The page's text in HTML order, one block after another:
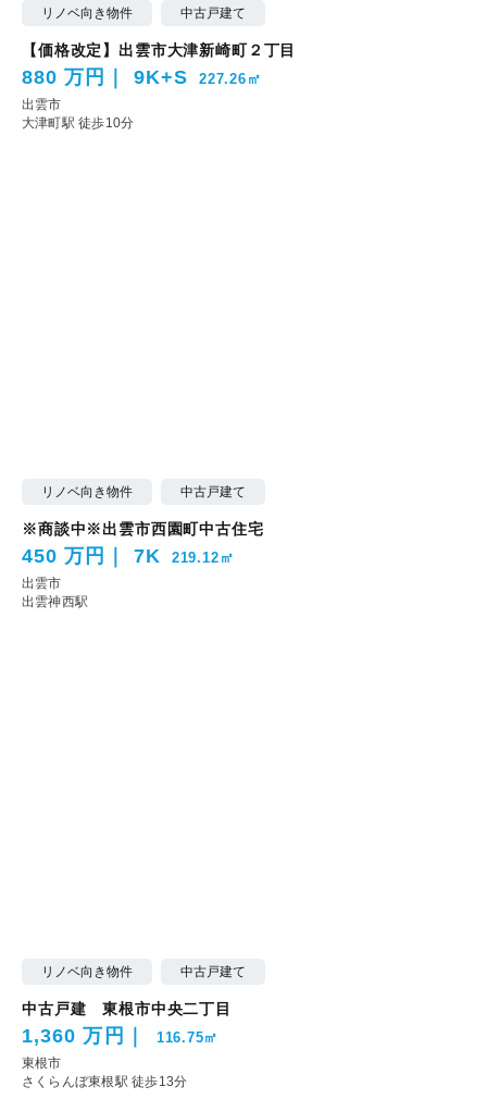
リノベ向き物件 中古戸建て
【価格改定】出雲市大津新崎町２丁目
880 万円 9K+S 227.26㎡
出雲市
大津町駅 徒歩10分
リノベ向き物件 中古戸建て
※商談中※出雲市西園町中古住宅
450 万円 7K 219.12㎡
出雲市
出雲神西駅
リノベ向き物件 中古戸建て
中古戸建 東根市中央二丁目
1,360 万円 116.75㎡
東根市
さくらんぼ東根駅 徒歩13分